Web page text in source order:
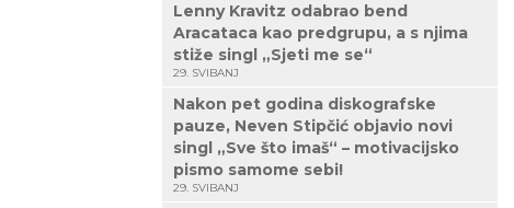
Lenny Kravitz odabrao bend
Aracataca kao predgrupu, a s njima
stiže singl „Sjeti me se“
29. SVIBANJ
Nakon pet godina diskografske
pauze, Neven Stipčić objavio novi
singl „Sve što imaš“ – motivacijsko
pismo samome sebi!
29. SVIBANJ